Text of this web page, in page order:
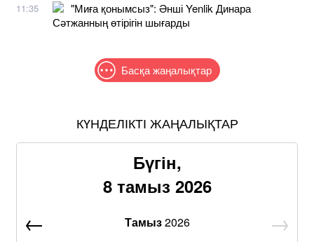
11:35
"Миға қонымсыз": Әнші Yenlik Динара
Сәтжанның өтірігін шығарды
Басқа жаңалықтар
КҮНДЕЛІКТІ ЖАҢАЛЫҚТАР
Бүгін,
8 тамыз 2026
Тамыз2026